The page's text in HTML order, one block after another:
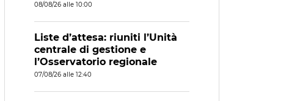
08/08/26 alle 10:00
Liste d’attesa: riuniti l’Unità
centrale di gestione e
l’Osservatorio regionale
07/08/26 alle 12:40